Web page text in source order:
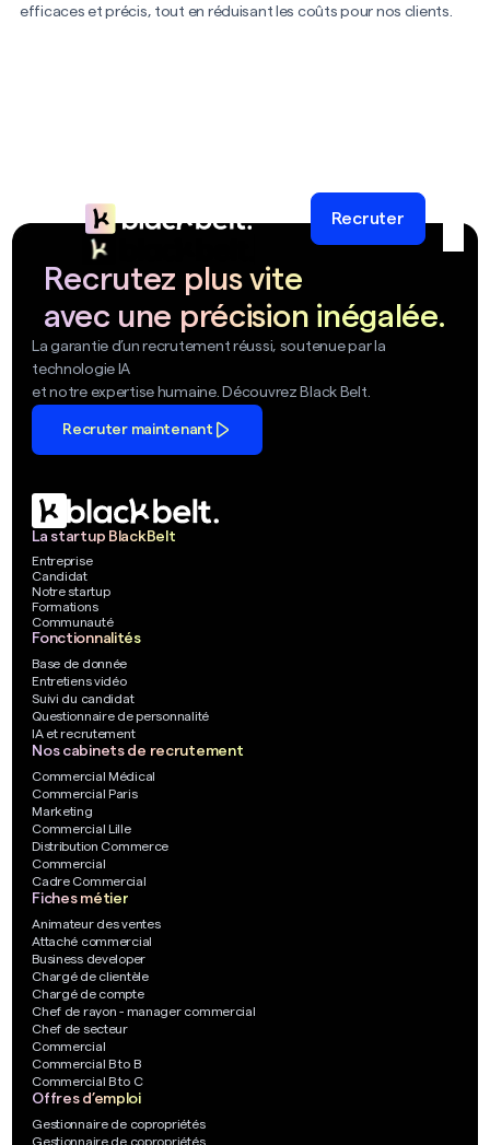
efficaces et précis, tout en réduisant les coûts pour nos clients.
Recruter
Recrutez plus vite
avec une précision inégalée.
La garantie d’un recrutement réussi, soutenue par la
technologie IA
et notre expertise humaine. Découvrez Black Belt.
Recruter maintenant
La startup BlackBelt
Entreprise
Candidat
Notre startup
Formations
Communauté
Fonctionnalités
Base de donnée
Entretiens vidéo
Suivi du candidat
Questionnaire de personnalité
IA et recrutement
Nos cabinets de recrutement
Commercial Médical
Commercial Paris
Marketing
Commercial Lille
Distribution Commerce
Commercial
Cadre Commercial
Fiches métier
Animateur des ventes
Attaché commercial
Business developer
Chargé de clientèle
Chargé de compte
Chef de rayon - manager commercial
Chef de secteur
Commercial
Commercial B to B
Commercial B to C
Offres d’emploi
Gestionnaire de copropriétés
Gestionnaire de copropriétés